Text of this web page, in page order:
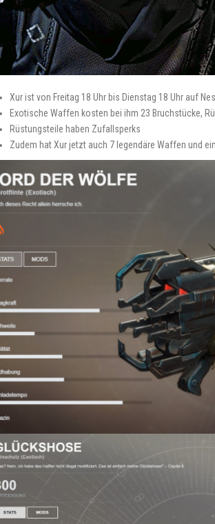
Xur ist von Freitag 18 Uhr bis Dienstag 18 Uhr auf
Exotische Waffen kosten bei ihm 23 Bruchstücke,
Rüstungsteile haben Zufallsperks
Zudem hat Xur jetzt auch 7 legendäre Waffen und